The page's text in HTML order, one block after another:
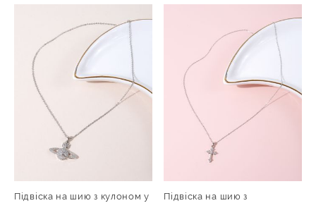
Підвіска на шию з кулоном у
Підвіска на шию з